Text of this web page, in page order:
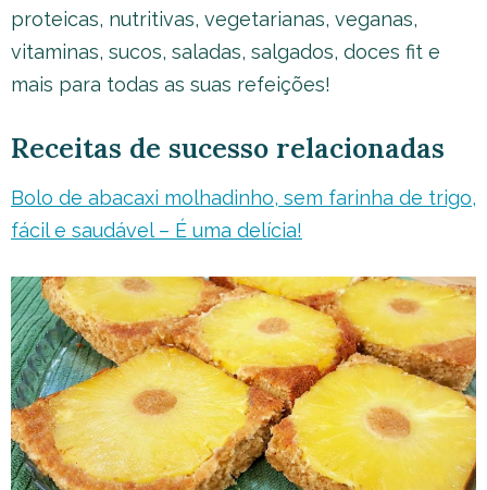
proteicas, nutritivas, vegetarianas, veganas,
vitaminas, sucos, saladas, salgados, doces fit e
mais para todas as suas refeições!
Receitas de sucesso relacionadas
Bolo de abacaxi molhadinho, sem farinha de trigo,
fácil e saudável – É uma delícia!